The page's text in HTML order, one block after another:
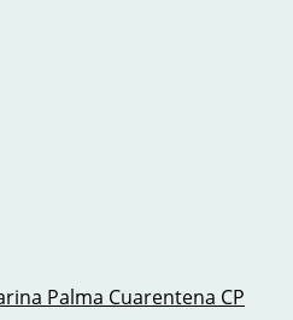
Palma Cuarentena CP